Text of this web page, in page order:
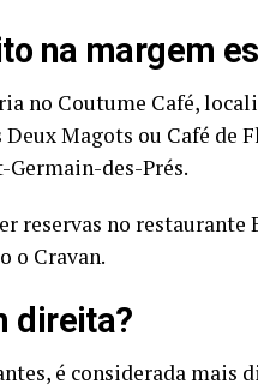
na margem
no Coutume Café,
Magots ou Café de
Germain-des-Prés.
reservas no restaurante
o Cravan.
direita?
é considerada mais